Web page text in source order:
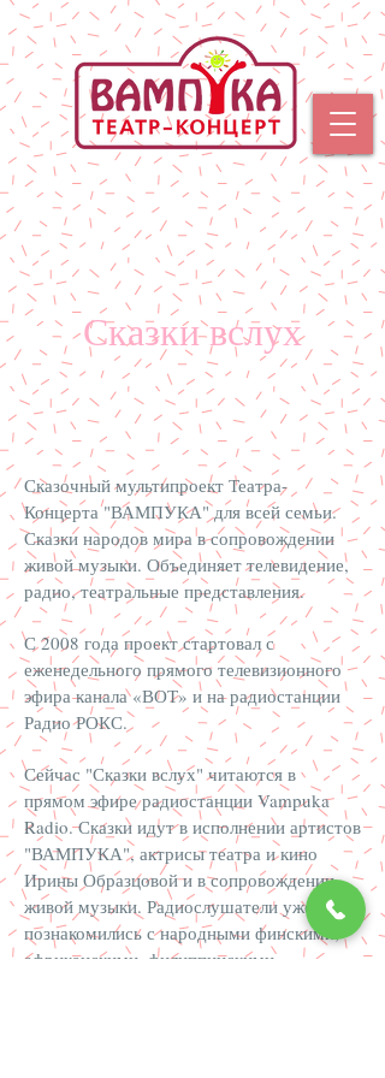
Сказки вслух
Сказочный мультипроект Театра-
Концерта "ВАМПУКА" для всей семьи.
Сказки народов мира в сопровождении
живой музыки. Объединяет телевидение,
радио, театральные представления.
С 2008 года проект стартовал с
еженедельного прямого телевизионного
эфира канала «ВОТ» и на радиостанции
Радио РОКС.
Сейчас "Сказки вслух" читаются в
прямом эфире радиостанции Vampuka
Radio. Сказки идут в исполнении артистов
"ВАМПУКА", актрисы театра и кино
Ирины Образцовой и в сопровождении
живой музыки. Радиослушатели уже
познакомились с народными финскими,
африканскими, филиппинскими,